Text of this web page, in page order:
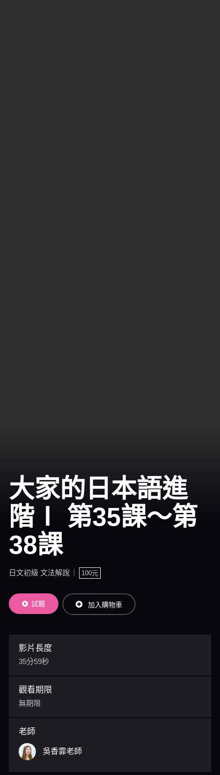
大家的日本語進
階Ⅰ 第35課～第
38課
日文初級 文法解說 100元
試聽 加入購物車
影片長度
35分59秒
觀看期限
無期限
老師
吳香霏老師